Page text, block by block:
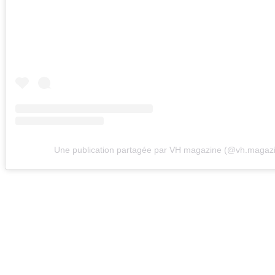
Une publication partagée par VH magazine